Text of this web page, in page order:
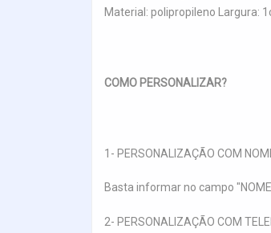
Material: polipropileno Largura:
COMO PERSONALIZAR?
1- PERSONALIZAÇÃO COM
Basta informar no campo
2- PERSONALIZAÇÃO COM